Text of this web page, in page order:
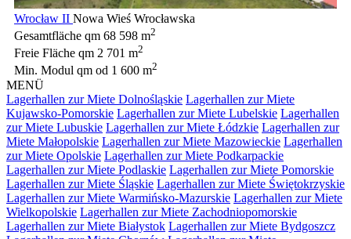
Wrocław II Nowa Wieś Wrocławska
Gesamtfläche qm 68 598 m2
Freie Fläche qm 2 701 m2
Min. Modul qm od 1 600 m2
MENÜ
Lagerhallen zur Miete Dolnośląskie Lagerhallen zur Miete
Kujawsko-Pomorskie Lagerhallen zur Miete Lubelskie Lagerhallen
zur Miete Lubuskie Lagerhallen zur Miete Łódzkie Lagerhallen zur
Miete Małopolskie Lagerhallen zur Miete Mazowieckie Lagerhallen
zur Miete Opolskie Lagerhallen zur Miete Podkarpackie
Lagerhallen zur Miete Podlaskie Lagerhallen zur Miete Pomorskie
Lagerhallen zur Miete Śląskie Lagerhallen zur Miete Świętokrzyskie
Lagerhallen zur Miete Warmińsko-Mazurskie Lagerhallen zur Miete
Wielkopolskie Lagerhallen zur Miete Zachodniopomorskie
Lagerhallen zur Miete Białystok Lagerhallen zur Miete Bydgoszcz